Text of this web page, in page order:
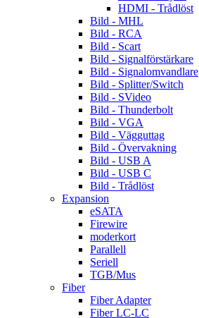
HDMI - Trådlöst
Bild - MHL
Bild - RCA
Bild - Scart
Bild - Signalförstärkare
Bild - Signalomvandlare
Bild - Splitter/Switch
Bild - SVideo
Bild - Thunderbolt
Bild - VGA
Bild - Vägguttag
Bild - Övervakning
Bild - USB A
Bild - USB C
Bild - Trådlöst
Expansion
eSATA
Firewire
moderkort
Parallell
Seriell
TGB/Mus
Fiber
Fiber Adapter
Fiber LC-LC